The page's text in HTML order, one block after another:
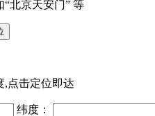
北京天安门” 等
,点击定位即达
纬度：